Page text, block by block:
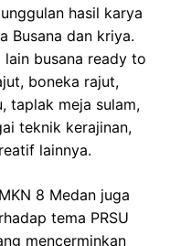
hasil karya
Busana dan kriya.
busana ready to
boneka rajut,
taplak meja sulam,
teknik kerajinan,
lainnya.
8 Medan juga
tema PRSU
mencerminkan